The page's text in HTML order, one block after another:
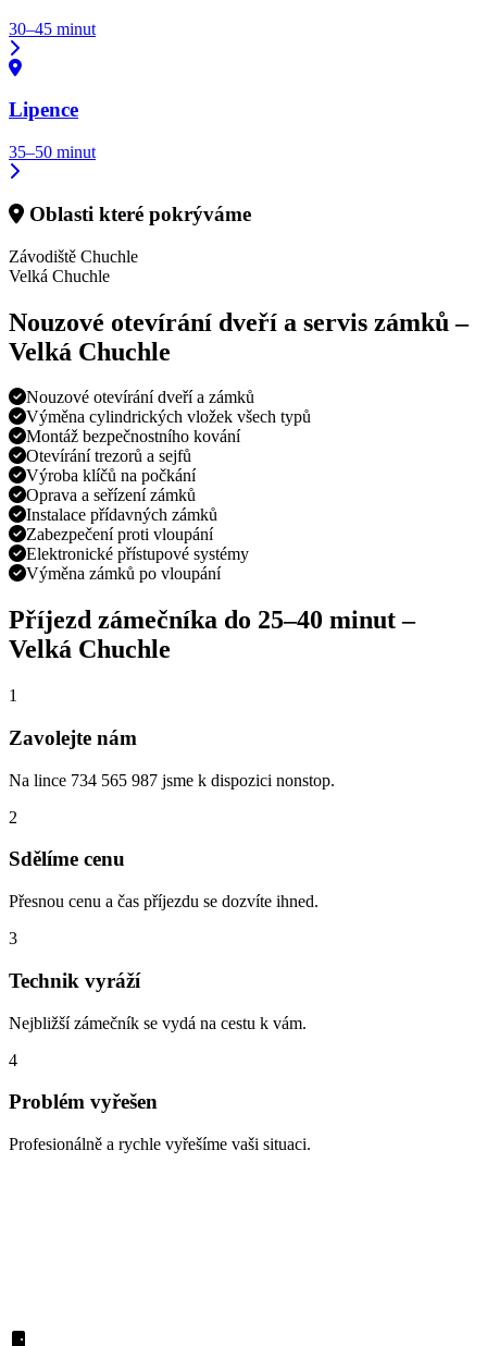
30–45 minut
Lipence
35–50 minut
Oblasti které pokrýváme
Závodiště Chuchle
Velká Chuchle
Nouzové otevírání dveří a servis zámků –
Velká Chuchle
Nouzové otevírání dveří a zámků
Výměna cylindrických vložek všech typů
Montáž bezpečnostního kování
Otevírání trezorů a sejfů
Výroba klíčů na počkání
Oprava a seřízení zámků
Instalace přídavných zámků
Zabezpečení proti vloupání
Elektronické přístupové systémy
Výměna zámků po vloupání
Příjezd zámečníka do 25–40 minut–
Velká Chuchle
1
Zavolejte nám
Na lince 734 565 987 jsme k dispozici nonstop.
2
Sdělíme cenu
Přesnou cenu a čas příjezdu se dozvíte ihned.
3
Technik vyráží
Nejbližší zámečník se vydá na cestu k vám.
4
Problém vyřešen
Profesionálně a rychle vyřešíme vaši situaci.